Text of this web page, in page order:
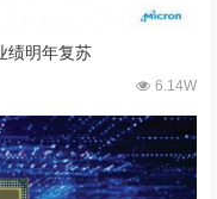
绩明年复苏
6.14W